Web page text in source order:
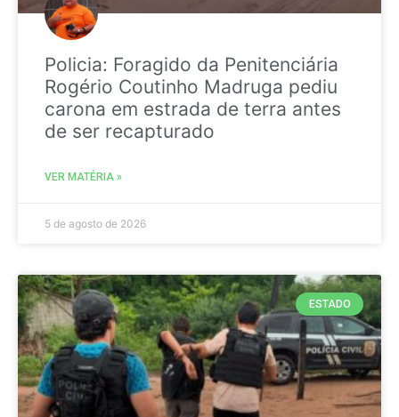
Policia: Foragido da Penitenciária
Rogério Coutinho Madruga pediu
carona em estrada de terra antes
de ser recapturado
VER MATÉRIA »
5 de agosto de 2026
ESTADO